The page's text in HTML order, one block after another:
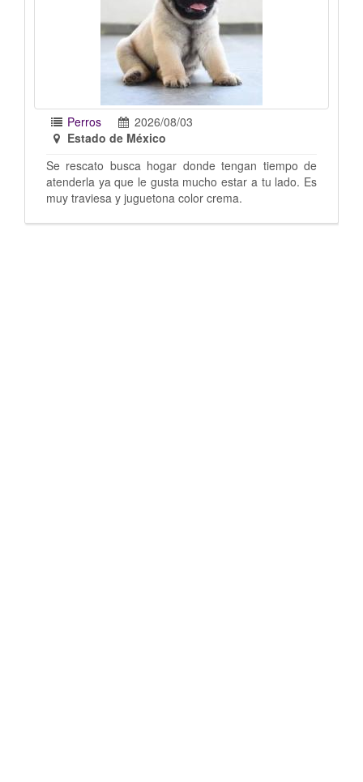
tengan tiempo de
estar a tu lado. Es
Perros
Mix de pug con chihuahua, la rescate
puedo quedar ya tengo 8 perros.
año o menos Imagen sugestiva no